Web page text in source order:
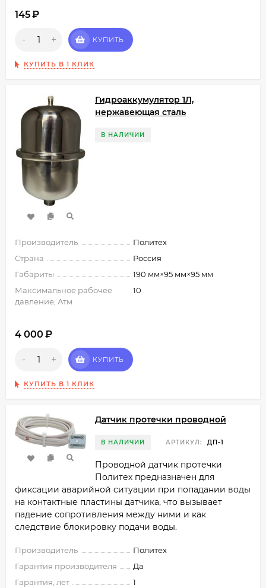
145₽
- + КУПИТЬ
КУПИТЬ В 1 КЛИК
Гидроаккумулятор 1Л,
нержавеющая сталь
В НАЛИЧИИ
Производитель
Политех
Страна
Россия
Габариты
190 мм×95 мм×95 мм
Максимальное рабочее
давление, Атм
10
4 000 ₽
- + КУПИТЬ
КУПИТЬ В 1 КЛИК
Датчик протечки проводной
В НАЛИЧИИ АРТИКУЛ: ДП-1
Проводной датчик протечки
Политех предназначен для
фиксации аварийной ситуации при попадании воды
на контактные пластины датчика, что вызывает
падение сопротивления между ними и как
следствие блокировку подачи воды.
Производитель
Политех
Гарантия производителя
Да
Гарантия, лет
1